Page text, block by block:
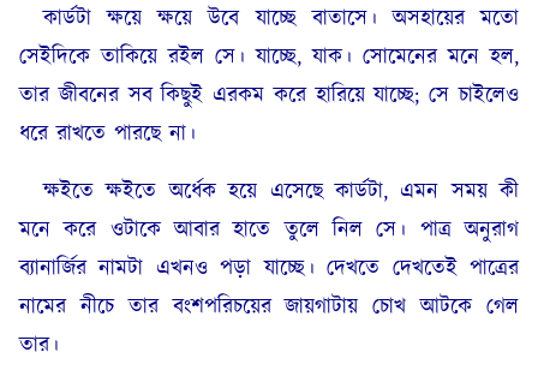
কার্ডটা ক্ষয়ে ক্ষয়ে উবে যাচ্ছে বাতাসে। অসহায়ের মতো
সেইদিকে তাকিয়ে রইল সে। যাচ্ছে, যাক। সোমেনের মনে হল,
তার জীবনের সব কিছুই এরকম করে হারিয়ে যাচ্ছে; সে চাইলেও
ধরে রাখতে পারছে না।
ক্ষইতে ক্ষইতে অর্ধেক হয়ে এসেছে কার্ডটা, এমন সময় কী
মনে করে ওটাকে আবার হাতে তুলে নিল সে। পাত্র অনুরাগ
ব্যানার্জির নামটা এখনও পড়া যাচ্ছে। দেখতে দেখতেই পাত্রের
নামের নীচে তার বংশপরিচয়ের জায়গাটায় চোখ আটকে গেল
তার।